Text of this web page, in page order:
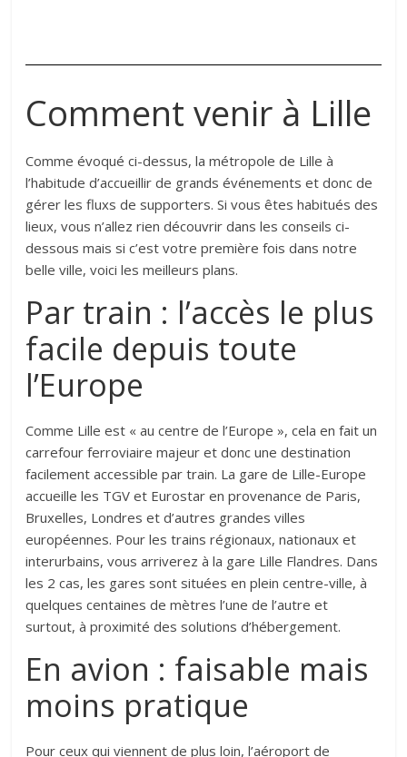
Comment venir à Lille
Comme évoqué ci-dessus, la métropole de Lille à
l’habitude d’accueillir de grands événements et donc de
gérer les fluxs de supporters. Si vous êtes habitués des
lieux, vous n’allez rien découvrir dans les conseils ci-
dessous mais si c’est votre première fois dans notre
belle ville, voici les meilleurs plans.
Par train : l’accès le plus
facile depuis toute
l’Europe
Comme Lille est « au centre de l’Europe », cela en fait un
carrefour ferroviaire majeur et donc une destination
facilement accessible par train. La gare de Lille-Europe
accueille les TGV et Eurostar en provenance de Paris,
Bruxelles, Londres et d’autres grandes villes
européennes. Pour les trains régionaux, nationaux et
interurbains, vous arriverez à la gare Lille Flandres. Dans
les 2 cas, les gares sont situées en plein centre-ville, à
quelques centaines de mètres l’une de l’autre et
surtout, à proximité des solutions d’hébergement.
En avion : faisable mais
moins pratique
Pour ceux qui viennent de plus loin, l’aéroport de